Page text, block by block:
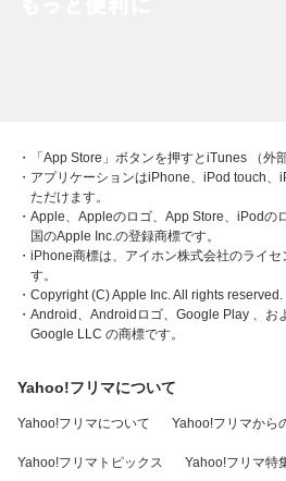
・「App Store」ボタンを押すとiTunes （外
・アプリケーションはiPhone、iPod touch
ただけます。
・Apple、Appleのロゴ、App Store、iPodの
国のApple Inc.の登録商標です。
・iPhone商標は、アイホン株式会社のライ
す。
・Copyright (C) Apple Inc. All rights reserved.
・Android、Androidロゴ、Google Play 、お
Google LLC の商標です。
Yahoo!フリマについて
Yahoo!フリマについて Yahoo!フリマから
Yahoo!フリマトピックス Yahoo!フリマ特